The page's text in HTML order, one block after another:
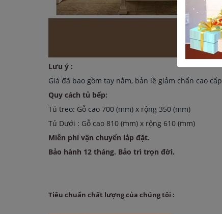
Lưu ý :
Giá đã bao gồm tay nắm, bản lề giảm chấn cao cấp
Quy cách tủ bếp:
Tủ treo: Gỗ cao 700 (mm) x rộng 350 (mm)
Tủ Dưới : Gỗ cao 810 (mm) x rộng 610 (mm)
Miễn phí vận chuyển lắp đặt.
Bảo hành 12 tháng. Bảo trì trọn đời.
Tiêu chuẩn chất lượng của chúng tôi :